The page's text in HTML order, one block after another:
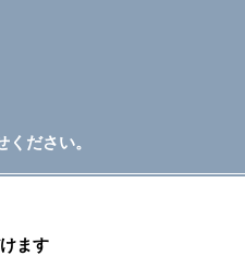
ださい。
ます